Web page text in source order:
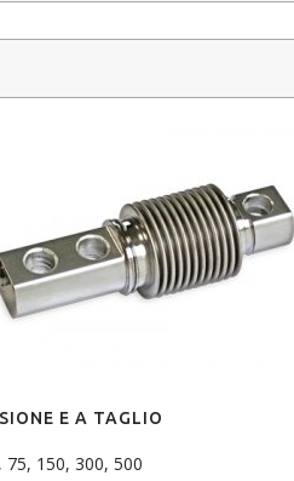
E A TAGLIO
75, 150, 300, 500